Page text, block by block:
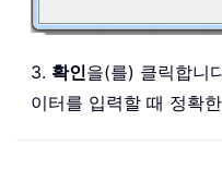
3. 확인을(를) 클릭합니
이터를 입력할 때 정확